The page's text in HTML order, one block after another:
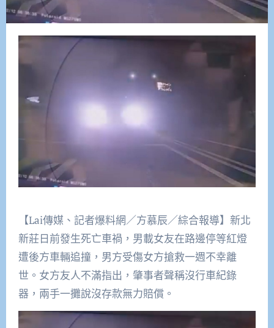
【Lai傳媒、記者爆料網／方慕辰／綜合報導】新北
新莊日前發生死亡車禍，男載女友在路邊停等紅燈
遭後方車輛追撞，男方受傷女方搶救一週不幸離
世。女方友人不滿指出，肇事者聲稱沒行車紀錄
器，兩手一攤說沒存款無力賠償。